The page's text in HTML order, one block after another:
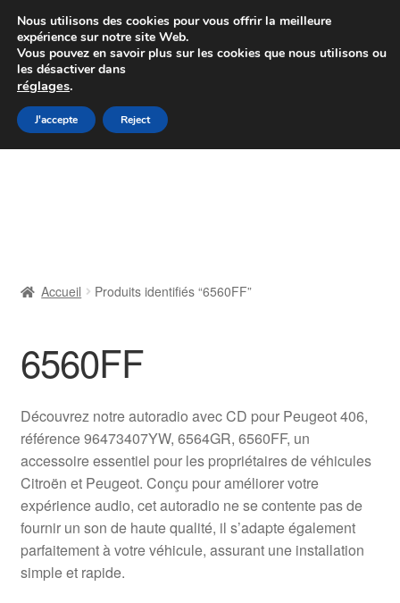
Colissimo livraison à partir de 7 EUR
Du lundi au vendredi de 9 h à 16 h
Aller
à
Aller
au
Livraison
Livraison internationale
Mon compte
Paiements
Panier
Accueil Produits identifiés “6560FF”
6560FF
Découvrez notre autoradio avec CD pour Peugeot 406,
référence 96473407YW, 6564GR, 6560FF, un
accessoire essentiel pour les propriétaires de véhicules
Citroën et Peugeot. Conçu pour améliorer votre
expérience audio, cet autoradio ne se contente pas de
fournir un son de haute qualité, il s’adapte également
parfaitement à votre véhicule, assurant une installation
simple et rapide.
Nous utilisons des cookies pour vous offrir la meilleure
expérience sur notre site Web.
Vous pouvez en savoir plus sur les cookies que nous utilisons ou
les désactiver dans
réglages.
J'accepte Reject